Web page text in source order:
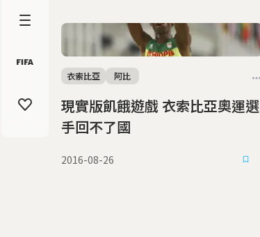
現實版飢餓遊戲 衣索比亞奧運選
手回不了國
衣索比亞 阿比
2016-08-26